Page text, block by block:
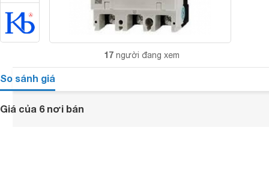
17 người đang xem
So sánh giá
Giá của 6 nơi bán